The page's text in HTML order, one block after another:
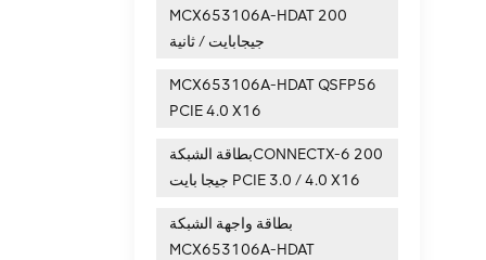
MCX653106A-HDAT 200
جيجابايت / ثانية
MCX653106A-HDAT QSFP56
PCIE 4.0 X16
بطاقة الشبكةCONNECTX-6 200
جيجا بايت PCIE 3.0 / 4.0 X16
بطاقة واجهة الشبكة
MCX653106A-HDAT